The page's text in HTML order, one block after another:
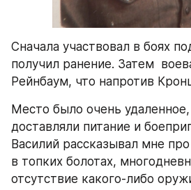
Сначала участвовал в боях
получил ранение. Затем
Рейнбаум, что напротив
Место было очень
доставляли питание и
Василий рассказывал мне
в топких болотах,
отсутствие какого-либо